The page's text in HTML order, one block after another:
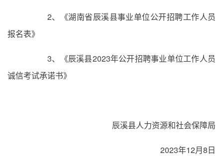
2、《湖南省辰溪县事业单位公开招聘工作人员
报名表》
3、《辰溪县2023年公开招聘事业单位工作人员
诚信考试承诺书》
辰溪县人力资源和社会保障局
2023年12月8日